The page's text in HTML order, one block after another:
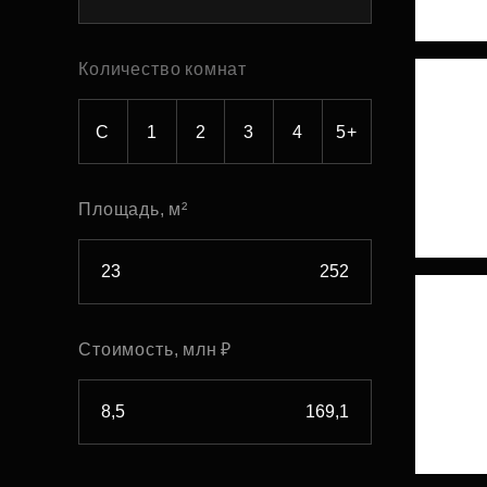
Рефинансирование
Количество комнат
С 1 2 3 4 5+
Площадь, м²
Стоимость, млн ₽